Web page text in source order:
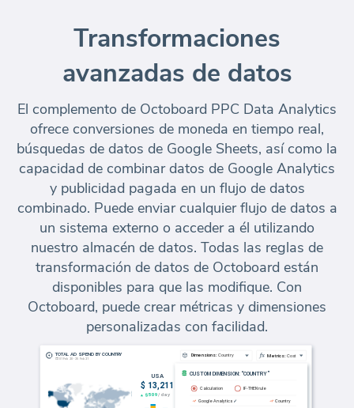
Transformaciones
avanzadas de datos
El complemento de Octoboard PPC Data Analytics
ofrece conversiones de moneda en tiempo real,
búsquedas de datos de Google Sheets, así como la
capacidad de combinar datos de Google Analytics
y publicidad pagada en un flujo de datos
combinado. Puede enviar cualquier flujo de datos a
un sistema externo o acceder a él utilizando
nuestro almacén de datos. Todas las reglas de
transformación de datos de Octoboard están
disponibles para que las modifique. Con
Octoboard, puede crear métricas y dimensiones
personalizadas con facilidad.